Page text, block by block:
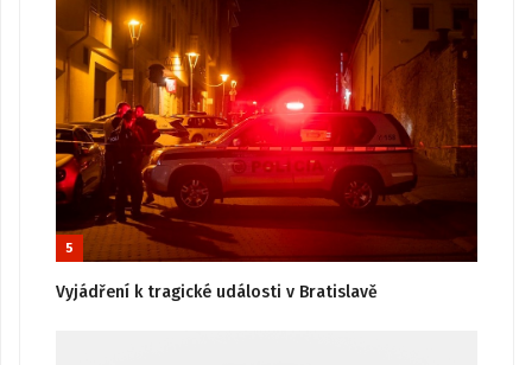
5
Vyjádření k tragické události v Bratislavě